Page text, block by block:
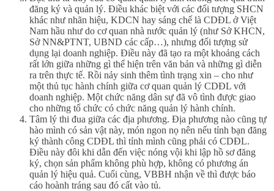
đăng ký và quản lý. Điều khác biệt với các đối tượng SHCN
khác như nhãn hiệu, KDCN hay sáng chế là CDĐL ở Việt
Nam hầu như do cơ quan nhà nước quản lý (như Sở KHCN,
Sở NN&PTNT, UBND các cấp…), nhưng đối tượng sử
dụng lại doanh nghiệp. Điều này đã tạo ra một khoảng cách
rất lớn giữa những gì thể hiện trên văn bản và những gì diễn
ra trên thực tế. Rồi nảy sinh thêm tình trạng xin – cho như
một thủ tục hành chính giữa cơ quan quản lý CDĐL với
doanh nghiệp. Một chức năng dân sự đã vô tình được giao
cho những tổ chức có chức năng quản lý hành chính.
Tâm lý thi đua giữa các địa phương. Địa phương nào cũng tự
hào mình có sản vật này, món ngon nọ nên nếu tỉnh bạn đăng
ký thành công CDĐL thì tỉnh mình cũng phải có CDĐL.
Điều này đôi khi dẫn đến việc nóng vội khi lập hồ sơ đăng
ký, chọn sản phẩm không phù hợp, không có phương án
quản lý hiệu quả. Cuối cùng, VBBH nhận về thì được báo
cáo hoành tráng sau đó cất vào tủ.